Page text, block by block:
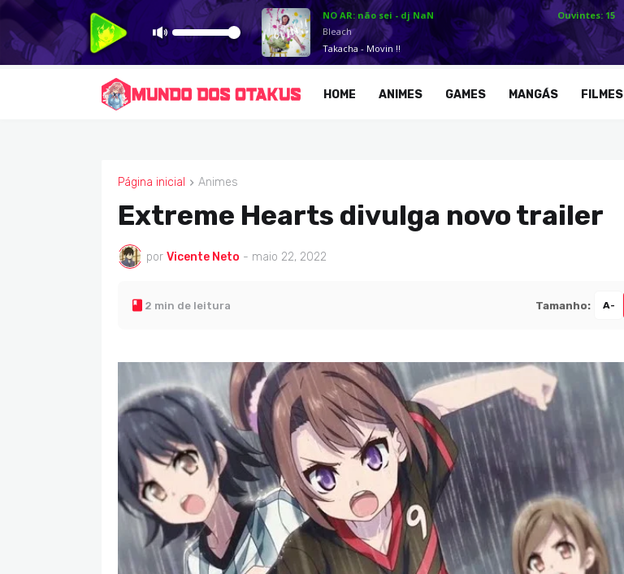
HOME ANIMES GAMES MANGÁS FILMES
Página inicial Animes
ANIMES
Extreme Hearts divulga novo trailer
por Vicente Neto - maio 22, 2022
2 min de leitura Tamanho: A-